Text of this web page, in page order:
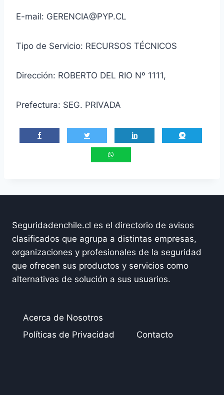
E-mail: GERENCIA@PYP.CL
Tipo de Servicio: RECURSOS TÉCNICOS
Dirección: ROBERTO DEL RIO Nº 1111,
Prefectura: SEG. PRIVADA
Seguridadenchile.cl es el directorio de avisos
clasificados que agrupa a distintas empresas,
organizaciones y profesionales de la seguridad
que ofrecen sus productos y servicios como
alternativas de solución a sus usuarios.
Acerca de Nosotros
Políticas de Privacidad
Contacto